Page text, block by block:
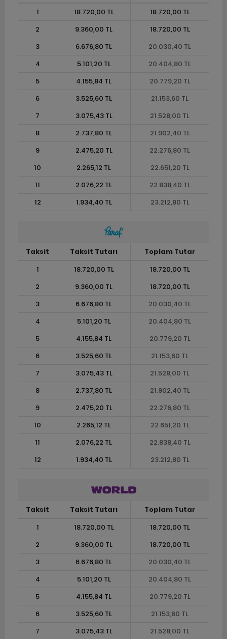
1 18.720,00 TL
18.720,00 TL
2
9.360,00 TL
18.720,00 TL
3
6.676,80 TL
20.030,40 TL
4
5.101,20 TL
20.404,80 TL
5
4.155,84 TL
20.779,20 TL
6
3.525,60 TL
21.153,60 TL
7
3.075,43 TL
21.528,00 TL
8
2.737,80 TL
21.902,40 TL
9
2.475,20 TL
22.276,80 TL
10
2.265,12 TL
22.651,20 TL
11
2.076,22 TL
22.838,40 TL
12
1.934,40 TL 23.212,80 TL
Taksit Taksit Tutarı
Toplam Tutar
1
18.720,00 TL
18.720,00 TL
2
9.360,00 TL
18.720,00 TL
3
6.676,80 TL
20.030,40 TL
4
5.101,20 TL
20.404,80 TL
5
4.155,84 TL
20.779,20 TL
6
3.525,60 TL
21.153,60 TL
7
3.075,43 TL
21.528,00 TL
8
2.737,80 TL
21.902,40 TL
9
2.475,20 TL
22.276,80 TL
10
2.265,12 TL
22.651,20 TL
11
2.076,22 TL
22.838,40 TL
12
1.934,40 TL 23.212,80 TL
Taksit Taksit Tutarı
Toplam Tutar
1
18.720,00 TL
18.720,00 TL
2
9.360,00 TL
18.720,00 TL
3
6.676,80 TL
20.030,40 TL
4
5.101,20 TL
20.404,80 TL
5
4.155,84 TL
20.779,20 TL
6
3.525,60 TL
21.153,60 TL
7
3.075,43 TL
21.528,00 TL